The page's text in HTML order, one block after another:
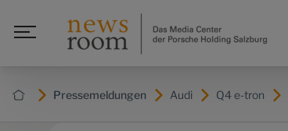
Pressemeldungen Audi Q4 e-tron